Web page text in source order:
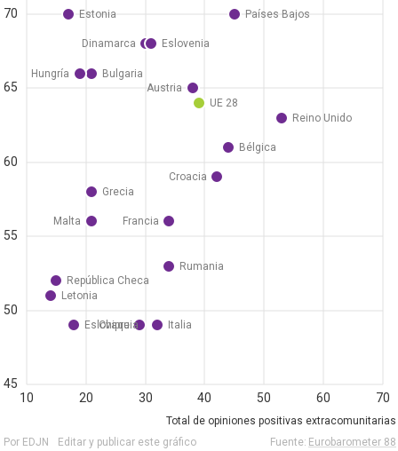
45
50
55
60
65
70
10 20 30 40 50 60 70
UE 28
Bélgica
Bulgaria
República Checa
Dinamarca
Estonia
Grecia
Francia
Croacia
Italia
Chipre
Letonia
Hungría
Malta
Países Bajos
Austria
Rumania
Eslovenia
Eslovaquia
Reino Unido
Total de opiniones positivas extracomunitarias
Fuente: Eurobarometer 88
Editar y publicar este gráfico
Por EDJN